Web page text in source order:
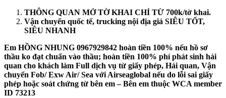
THÔNG QUAN MỞ TỜ KHAI CHỈ TỪ 700k/tờ khai.
Vận chuyển quốc tế, trucking nội địa giá SIÊU TỐT,
SIÊU NHANH
Em HỒNG NHUNG 0967929842 hoàn tiền 100% nếu hồ sơ
thầu ko đạt chuẩn vào thầu; hoàn tiền 100% phí phát sinh hải
quan cho khách làm Full dịch vụ từ giấy phép, Hải quan, Vận
chuyển Fob/ Exw Air/ Sea với Airseaglobal nếu do lỗi sai giấy
phép hoặc soát chứng từ bên em – Bên em thuộc WCA member
ID 73213